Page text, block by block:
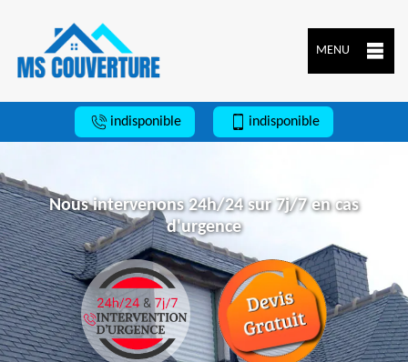
MENU
indisponible indisponible
Nous intervenons 24h/24 sur 7j/7 en cas
d'urgence